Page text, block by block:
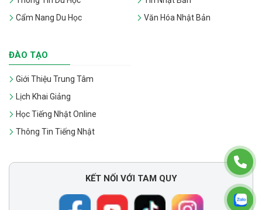
Cẩm Nang Du Học
Văn Hóa Nhật Bản
ĐÀO TẠO
Giới Thiệu Trung Tâm
Lịch Khai Giảng
Học Tiếng Nhật Online
Thông Tin Tiếng Nhật
KẾT NỐI VỚI TAM QUY